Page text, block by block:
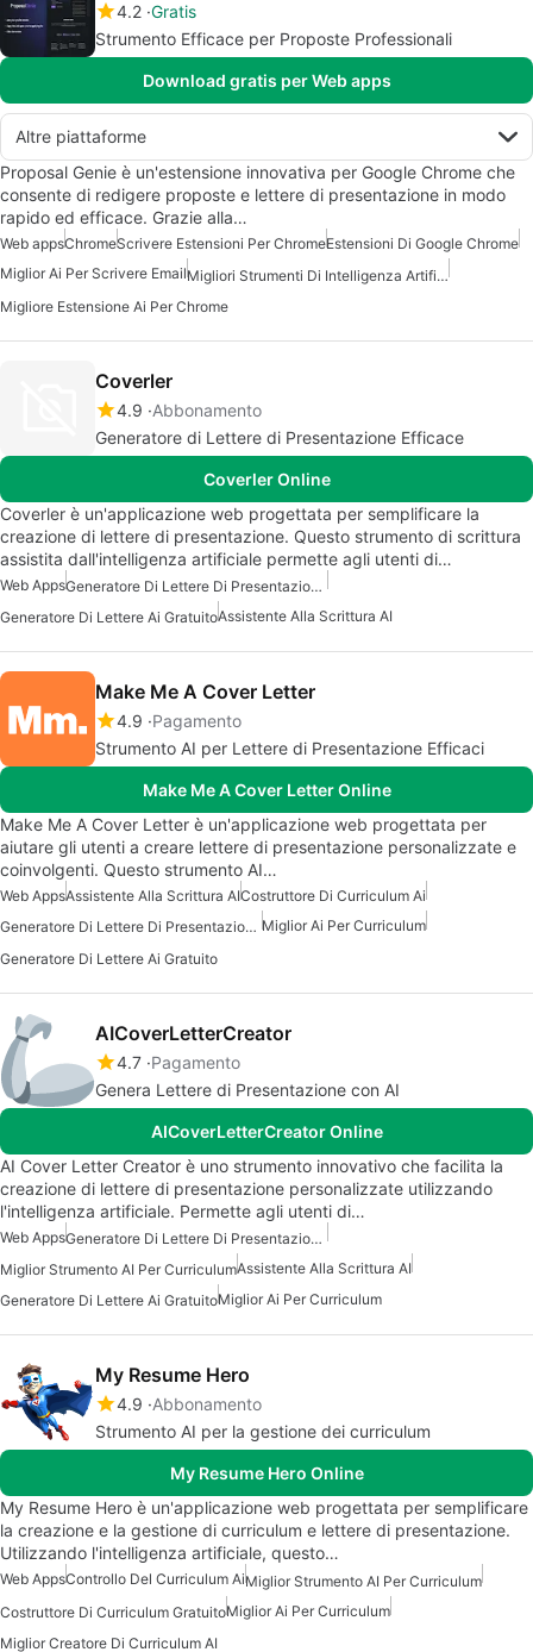
4.2 Gratis
Strumento Efficace per Proposte Professionali
Download gratis per Web apps
Altre piattaforme
Proposal Genie è un'estensione innovativa per Google Chrome che
consente di redigere proposte e lettere di presentazione in modo
rapido ed efficace. Grazie alla…
Web appsChromeScrivere Estensioni Per ChromeEstensioni Di Google Chrome
Miglior Ai Per Scrivere Email
Migliori Strumenti Di Intelligenza Artificiale Per Scrittori
Migliore Estensione Ai Per Chrome
Coverler
4.9 Abbonamento
Generatore di Lettere di Presentazione Efficace
Coverler Online
Coverler è un'applicazione web progettata per semplificare la
creazione di lettere di presentazione. Questo strumento di scrittura
assistita dall'intelligenza artificiale permette agli utenti di…
Web Apps
Generatore Di Lettere Di Presentazione AI Gratuito
Generatore Di Lettere Ai GratuitoAssistente Alla Scrittura AI
Make Me A Cover Letter
4.9 Pagamento
Strumento AI per Lettere di Presentazione Efficaci
Make Me A Cover Letter Online
Make Me A Cover Letter è un'applicazione web progettata per
aiutare gli utenti a creare lettere di presentazione personalizzate e
coinvolgenti. Questo strumento AI…
Web AppsAssistente Alla Scrittura AICostruttore Di Curriculum Ai
Generatore Di Lettere Di Presentazione AI Gratuito Miglior Ai Per Curriculum
Generatore Di Lettere Ai Gratuito
AICoverLetterCreator
4.7 Pagamento
Genera Lettere di Presentazione con AI
AICoverLetterCreator Online
AI Cover Letter Creator è uno strumento innovativo che facilita la
creazione di lettere di presentazione personalizzate utilizzando
l'intelligenza artificiale. Permette agli utenti di…
Web Apps
Generatore Di Lettere Di Presentazione AI Gratuito
Miglior Strumento AI Per CurriculumAssistente Alla Scrittura AI
Generatore Di Lettere Ai GratuitoMiglior Ai Per Curriculum
My Resume Hero
4.9 Abbonamento
Strumento AI per la gestione dei curriculum
My Resume Hero Online
My Resume Hero è un'applicazione web progettata per semplificare
la creazione e la gestione di curriculum e lettere di presentazione.
Utilizzando l'intelligenza artificiale, questo…
Web AppsControllo Del Curriculum AiMiglior Strumento AI Per Curriculum
Costruttore Di Curriculum GratuitoMiglior Ai Per Curriculum
Miglior Creatore Di Curriculum AI